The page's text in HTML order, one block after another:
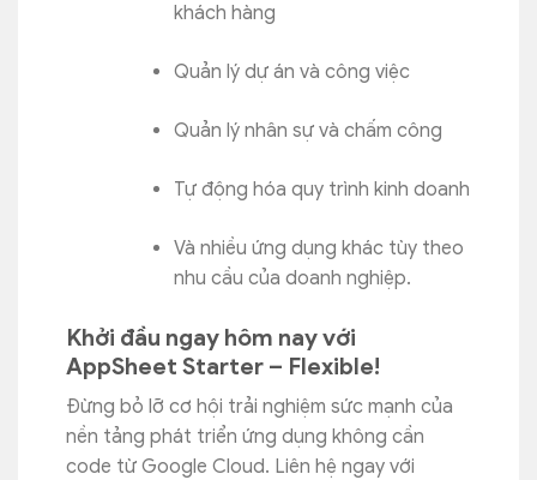
khách hàng
Quản lý dự án và công việc
Quản lý nhân sự và chấm công
Tự động hóa quy trình kinh doanh
Và nhiều ứng dụng khác tùy theo
nhu cầu của doanh nghiệp.
Khởi đầu ngay hôm nay với
AppSheet Starter – Flexible!
Đừng bỏ lỡ cơ hội trải nghiệm sức mạnh của
nền tảng phát triển ứng dụng không cần
code từ Google Cloud. Liên hệ ngay với